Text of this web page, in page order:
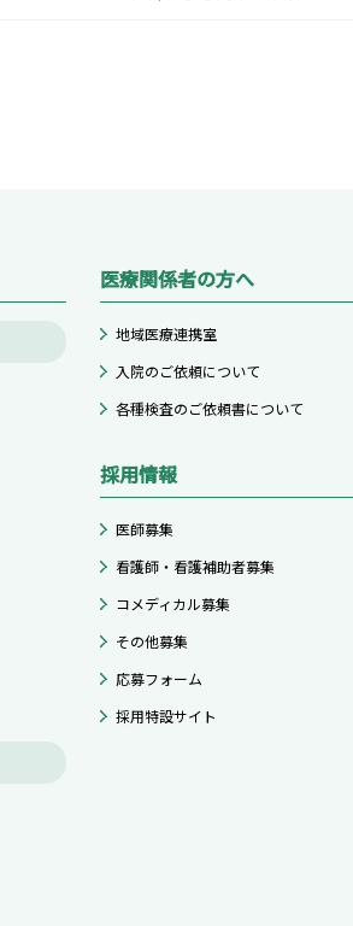
医療関係者の方へ
地域医療連携室
入院のご依頼について
各種検査のご依頼書について
採用情報
医師募集
看護師・看護補助者募集
コメディカル募集
その他募集
応募フォーム
採用特設サイト